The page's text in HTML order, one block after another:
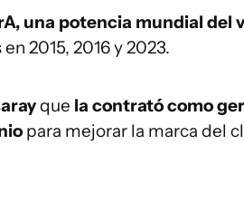
una potencia mundial del
2015, 2016 y 2023.
que la contrató como
para mejorar la marca del